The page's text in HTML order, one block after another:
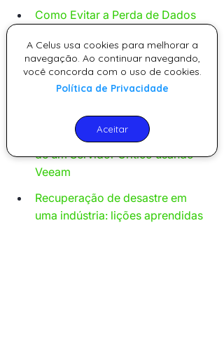
Como Evitar a Perda de Dados
5 Mitos Sobre Backup que
Podem Comprometer Seus
Dados
Como Restauramos 6TB em 3
Horas: Recuperação Completa
de um Servidor Crítico usando
Veeam
Recuperação de desastre em
uma indústria: lições aprendidas
A Celus usa cookies para melhorar a
navegação. Ao continuar navegando,
você concorda com o uso de cookies.
Política de Privacidade
Aceitar